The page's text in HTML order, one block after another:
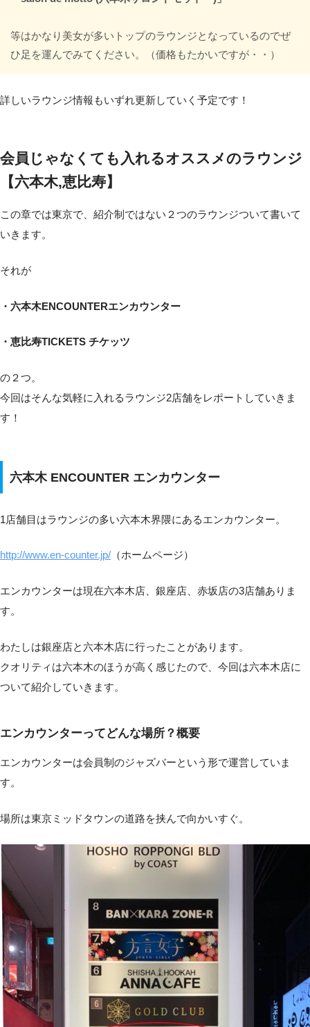
等はかなり美女が多いトップのラウンジとなっているのでぜ
ひ足を運んでみてください。（価格もたかいですが・・）
詳しいラウンジ情報もいずれ更新していく予定です！
会員じゃなくても入れるオススメのラウンジ
【六本木,恵比寿】
この章では東京で、紹介制ではない２つのラウンジついて書いて
いきます。
それが
・六本木ENCOUNTERエンカウンター
・恵比寿TICKETS チケッツ
の２つ。
今回はそんな気軽に入れるラウンジ2店舗をレポートしていきま
す！
六本木 ENCOUNTER エンカウンター
1店舗目はラウンジの多い六本木界隈にあるエンカウンター。
http://www.en-counter.jp/ （ホームページ）
エンカウンターは現在六本木店、銀座店、赤坂店の3店舗ありま
す。
わたしは銀座店と六本木店に行ったことがあります。
クオリティは六本木のほうが高く感じたので、今回は六本木店に
ついて紹介していきます。
エンカウンターってどんな場所？概要
エンカウンターは会員制のジャズバーという形で運営していま
す。
場所は東京ミッドタウンの道路を挟んで向かいすぐ。